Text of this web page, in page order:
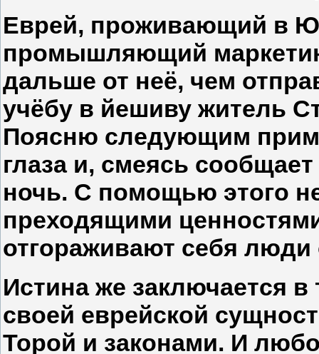
Еврей, проживающий в
промышляющий
дальше от неё, чем
учёбу в йешиву житель
Поясню следующим
глаза и, смеясь
ночь. С помощью этого
преходящими
отгораживают себя
Истина же заключается
своей еврейской
Торой и законами. И